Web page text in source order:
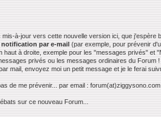
à-jour vers cette nouvelle version ici, que j'espère
par e-mail (par exemple, pour prévenir
à droite, exemple pour les "messages privés" et
privés ou les messages ordinaires du Forum !
mail, envoyez moi un petit message et je le ferai
de me prévenir... par email : forum(at)ziggysono.com
sur ce nouveau Forum...